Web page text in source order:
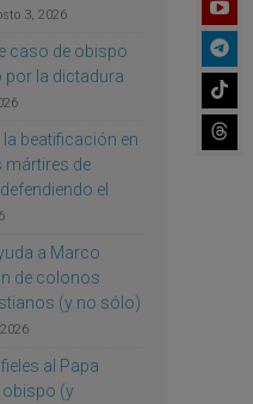
3, 2026
caso de obispo
la dictadura
beatificación en
mártires de
el
a Marco
de colonos
(y no sólo)
al Papa
(y